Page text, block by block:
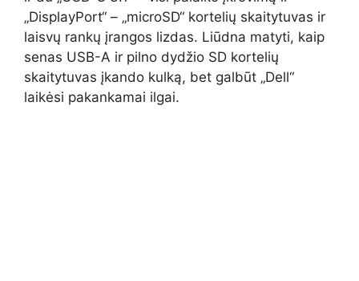
„DisplayPort“ – „microSD“ kortelių skaitytuvas ir
laisvų rankų įrangos lizdas. Liūdna matyti, kaip
senas USB-A ir pilno dydžio SD kortelių
skaitytuvas įkando kulką, bet galbūt „Dell“
laikėsi pakankamai ilgai.